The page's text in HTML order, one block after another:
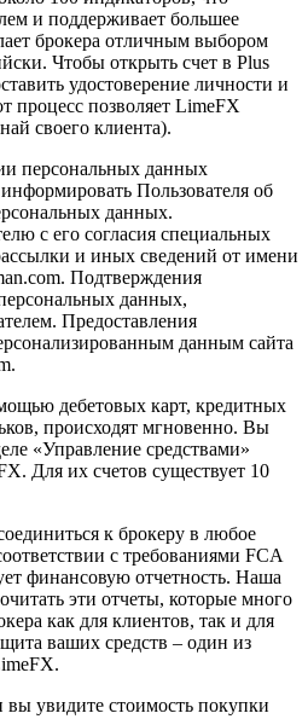
и поддерживает большее
брокера отличным выбором
Чтобы открыть счет в Plus
удостоверение личности и
процесс позволяет LimeFX
своего клиента).
персональных данных
Пользователя об
данных.
с его согласия специальных
и иных сведений от имени
Подтверждения
данных,
Предоставления
данным сайта
дебетовых карт, кредитных
происходят мгновенно. Вы
«Управление средствами»
Для их счетов существует 10
к брокеру в любое
с требованиями FCA
финансовую отчетность. Наша
эти отчеты, которые много
как для клиентов, так и для
ваших средств – один из
увидите стоимость покупки